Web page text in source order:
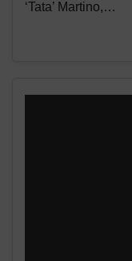
‘Tata’ Martino,…